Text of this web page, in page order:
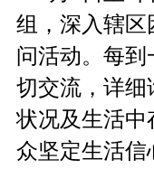
组，深入辖区
问活动。每
切交流，详细
状况及生活中
众坚定生活信